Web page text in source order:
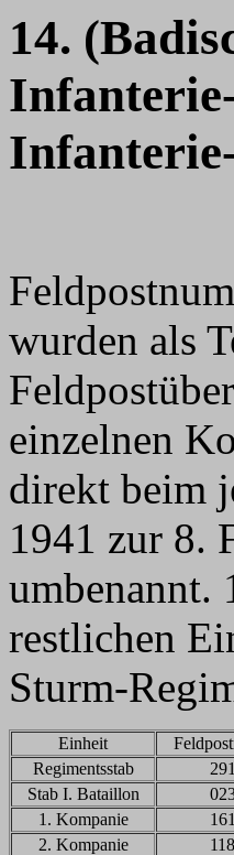
14.
wurden als
einzelnen
direkt beim
1941 zur 8.
umbenannt.
restlichen
Sturm-
Einheit
Regimentsstab
Stab I. Bataillon
1. Kompanie
2. Kompanie